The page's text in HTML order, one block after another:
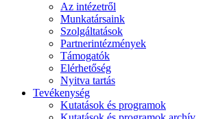
Az intézetről
Munkatársaink
Szolgáltatások
Partnerintézmények
Támogatók
Elérhetőség
Nyitva tartás
Tevékenység
Kutatások és programok